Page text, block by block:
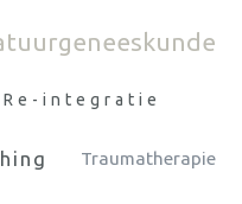
integratie
Traumatherapie